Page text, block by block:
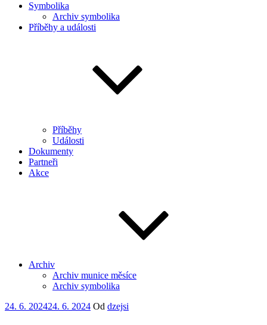
Symbolika
Archiv symbolika
Příběhy a události
Příběhy
Události
Dokumenty
Partneři
Akce
Archiv
Archiv munice měsíce
Archiv symbolika
Publikováno
24. 6. 202424. 6. 2024 Od dzejsi